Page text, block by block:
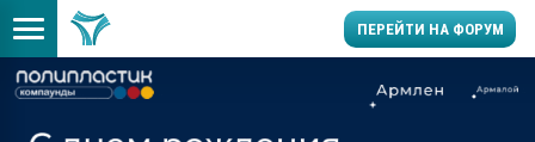
ПЕРЕЙТИ НА ФОРУМ